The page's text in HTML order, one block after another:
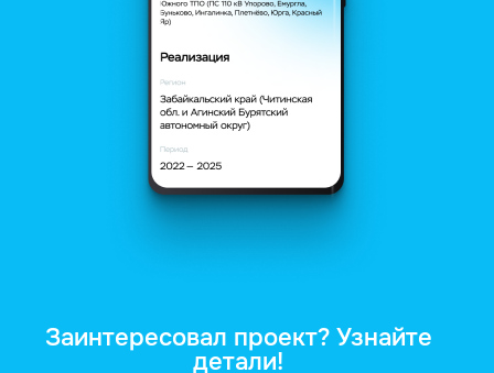
Заинтересовал проект? Узнайте
детали!